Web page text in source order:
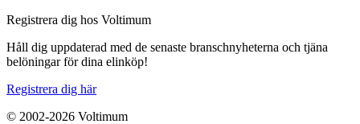
Registrera dig hos Voltimum
Håll dig uppdaterad med de senaste branschnyheterna och tjäna
belöningar för dina elinköp!
Registrera dig här
© 2002-2026 Voltimum